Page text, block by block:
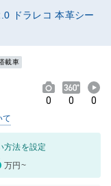
ドラレコ 本革シー
載車
0 0 0
て
方法を設定
万円~